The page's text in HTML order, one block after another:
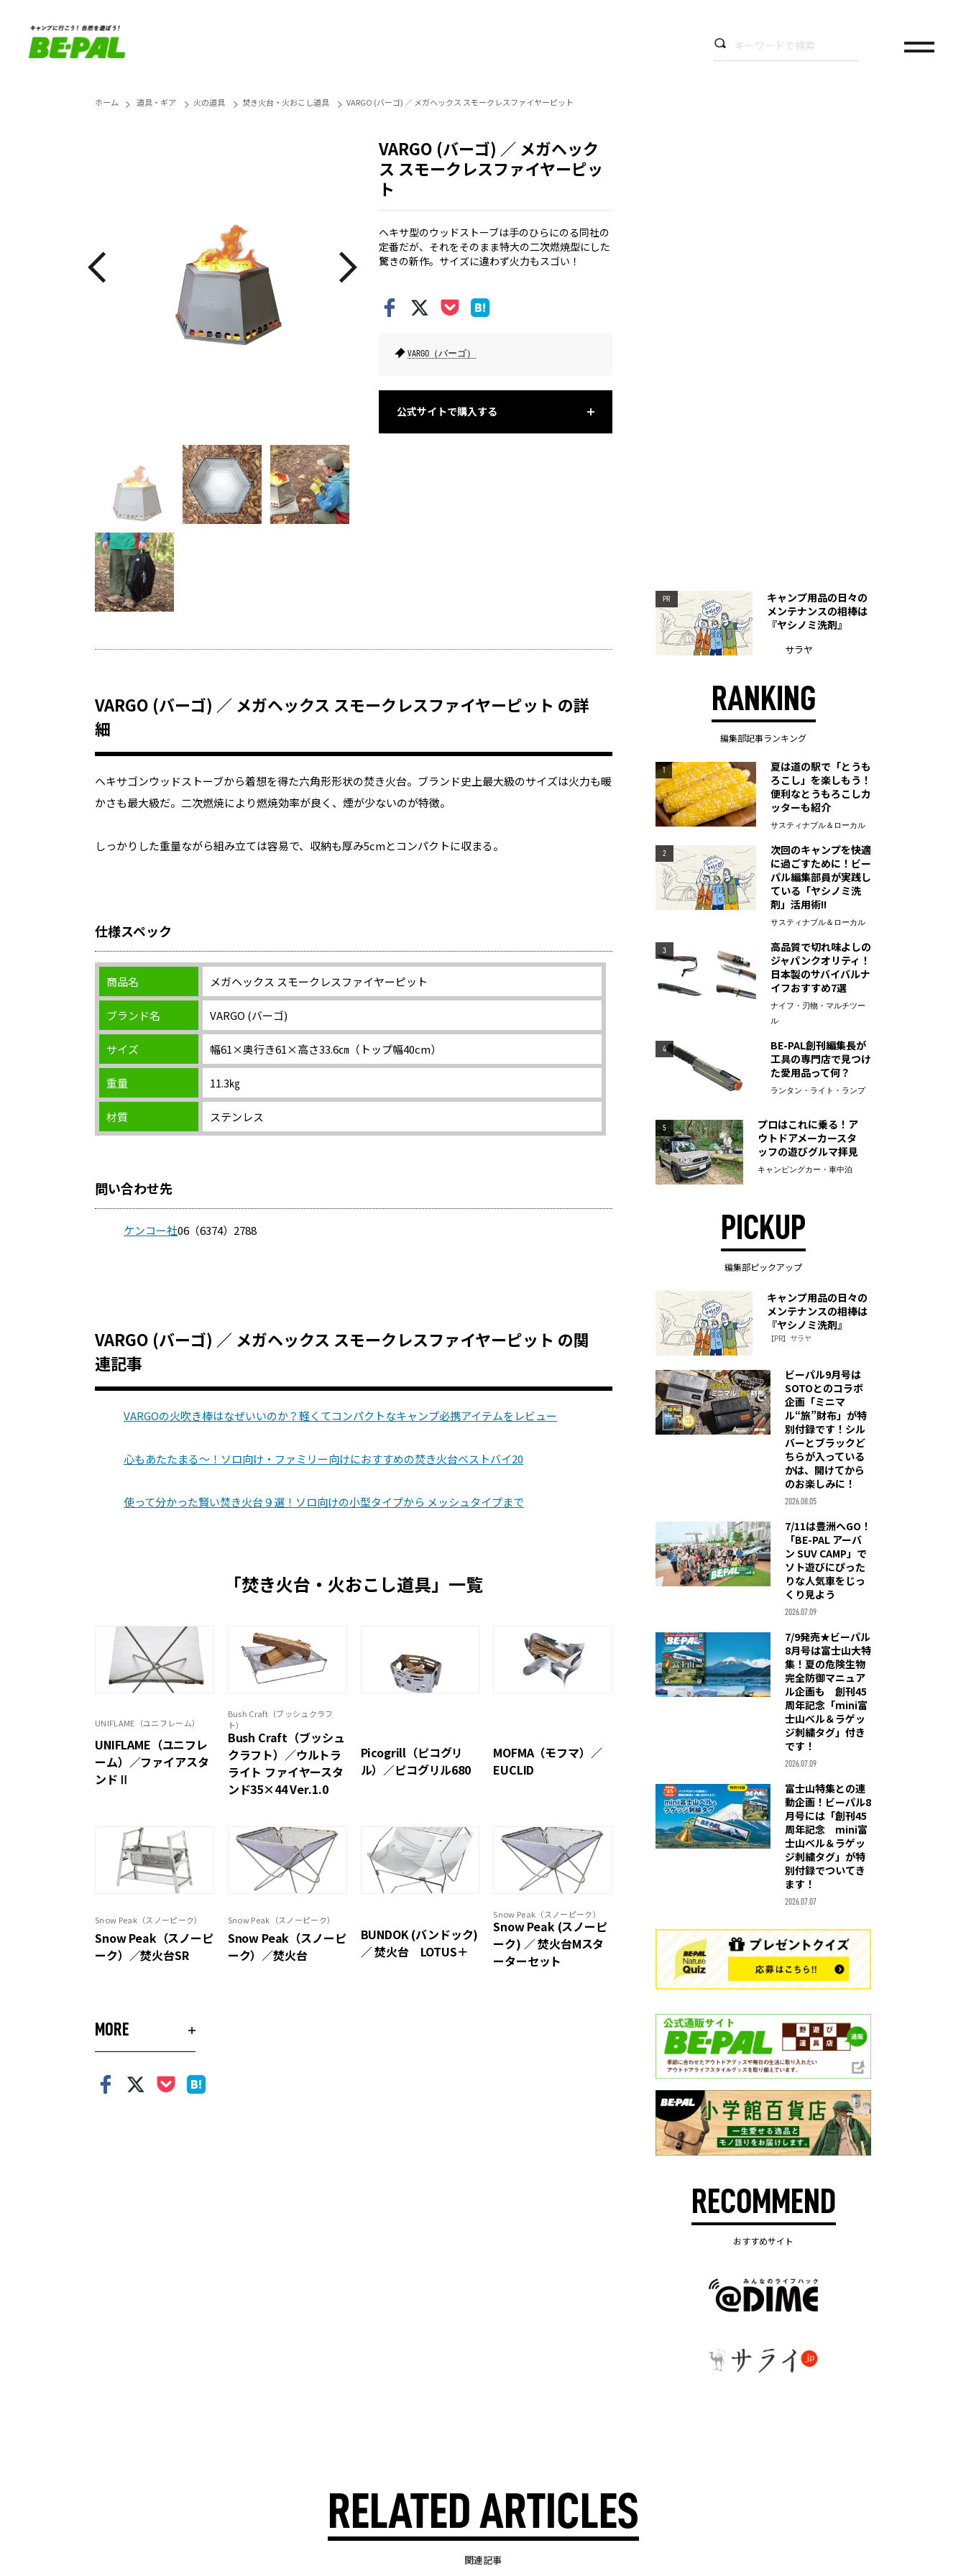
ホーム 道具・ギア 火の道具 焚き火台・火おこし道具 VARGO (バーゴ) ／ メガヘックス スモークレスファイヤーピット
内外6枚のパネルはつながっていて、底板にはめ込んで一体化す
VARGO (バーゴ) ／ メガヘック
ス スモークレスファイヤーピッ
ト
ヘキサ型のウッドストーブは手のひらにのる同社の
定番だが、それをそのまま特大の二次燃焼型にした
驚きの新作。サイズに違わず火力もスゴい！
VARGO（バーゴ）
公式サイトで購入する
VARGO (バーゴ) ／ メガヘックス スモークレスファイヤーピット の詳
細
ヘキサゴンウッドストーブから着想を得た六角形形状の焚き火台。ブランド史上最大級のサイズは火力も暖
かさも最大級だ。二次燃焼により燃焼効率が良く、煙が少ないのが特徴。
しっかりした重量ながら組み立ては容易で、収納も厚み5cmとコンパクトに収まる。
仕様スペック
商品名 メガヘックス スモークレスファイヤーピット
ブランド名 VARGO (バーゴ)
サイズ 幅61×奥行き61×高さ33.6㎝（トップ幅40cm）
重量 11.3㎏
材質 ステンレス
問い合わせ先
ケンコー社06（6374）2788
VARGO (バーゴ) ／ メガヘックス スモークレスファイヤーピット の関
連記事
VARGOの火吹き棒はなぜいいのか？軽くてコンパクトなキャンプ必携アイテムをレビュー
心もあたたまる～！ソロ向け・ファミリー向けにおすすめの焚き火台ベストバイ20
使って分かった賢い焚き火台９選！ソロ向けの小型タイプから メッシュタイプまで
「焚き火台・火おこし道具」一覧
UNIFLAME（ユニフレーム）
UNIFLAME（ユニフレ
ーム）／ファイアスタ
ンドⅡ
Bush Craft（ブッシュクラフ
ト）
Bush Craft（ブッシュ
クラフト）／ウルトラ
ライト ファイヤースタ
ンド35×44 Ver.1.0
Picogrill（ピコグリ
ル）／ピコグリル680
MOFMA（モフマ）／
EUCLID
Snow Peak（スノーピーク）
Snow Peak（スノーピ
ーク）／焚火台SR
Snow Peak（スノーピーク）
Snow Peak（スノーピ
ーク）／焚火台
BUNDOK (バンドック)
／ 焚火台 LOTUS＋
Snow Peak（スノーピーク）
Snow Peak (スノーピ
ーク) ／ 焚火台Mスタ
ーターセット
MORE
PR
キャンプ用品の日々の
メンテナンスの相棒は
『ヤシノミ洗剤』
サラヤ
RANKING
編集部記事ランキング
1
夏は道の駅で「とうも
ろこし」を楽しもう！
便利なとうもろこしカ
ッターも紹介
サスティナブル＆ローカル
2
次回のキャンプを快適
に過ごすために！ビー
パル編集部員が実践し
ている「ヤシノミ洗
剤」活用術!!
サスティナブル＆ローカル
3
高品質で切れ味よしの
ジャパンクオリティ！
日本製のサバイバルナ
イフおすすめ7選
ナイフ・刃物・マルチツー
ル
4
BE-PAL創刊編集長が
工具の専門店で見つけ
た愛用品って何？
ランタン・ライト・ランプ
5
プロはこれに乗る！ア
ウトドアメーカースタ
ッフの遊びグルマ拝見
キャンピングカー・車中泊
PICKUP
編集部ピックアップ
キャンプ用品の日々の
メンテナンスの相棒は
『ヤシノミ洗剤』
【PR】サラヤ
ビーパル9月号は
SOTOとのコラボ
企画「ミニマ
ル“旅”財布」が特
別付録です！シル
バーとブラックど
ちらが入っている
かは、開けてから
のお楽しみに！
2026.08.05
7/11は豊洲へGO！
「BE-PAL アーバ
ン SUV CAMP」で
ソト遊びにぴった
りな人気車をじっ
くり見よう
2026.07.09
7/9発売★ビーパル
8月号は富士山大特
集！夏の危険生物
完全防御マニュア
ル企画も 創刊45
周年記念「mini富
士山ベル＆ラゲッ
ジ刺繍タグ」付き
です！
2026.07.09
富士山特集との連
動企画！ビーパル8
月号には「創刊45
周年記念 mini富
士山ベル＆ラゲッ
ジ刺繍タグ」が特
別付録でついてき
ます！
2026.07.07
RECOMMEND
おすすめサイト
RELATED ARTICLES
関連記事